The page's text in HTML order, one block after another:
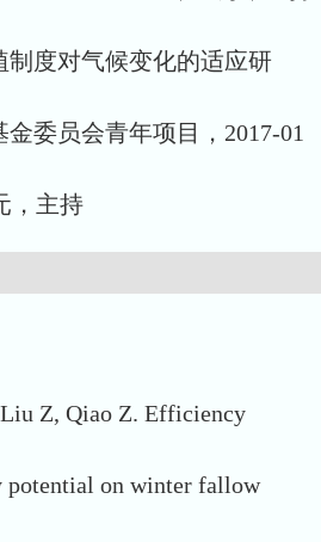
制度对气候变化的适应研
委员会青年项目，2017-01
，主持
Z, Qiao Z. Efficiency
potential on winter fallow